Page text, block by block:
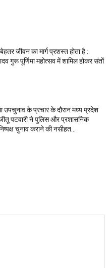
जीवन का मार्ग प्रशस्त होता है :
गुरू पूर्णिमा महोत्सव में शामिल होकर संतों
उपचुनाव के प्रचार के दौरान मध्य प्रदेश
पटवारी ने पुलिस और प्रशासनिक
चुनाव कराने की नसीहत...